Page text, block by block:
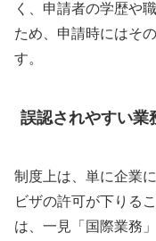
く、申請者の学歴や
ため、申請時にはそ
す。
誤認されやすい業
制度上は、単に企業
ビザの許可が下りる
は、一見「国際業務